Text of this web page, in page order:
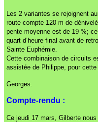
Les 2 variantes se rejoignent
route compte 120 m de
pente moyenne est de 19 %;
quart d’heure final avant de
Sainte Euphémie.
Cette combinaison de circuits
assistée de Philippe, pour
Georges.
Compte-rendu :
Ce jeudi 17 mars, Gilberte